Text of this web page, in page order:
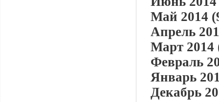
Май 2014
Апрель
Март 2014
Февраль
Январь
Декабрь